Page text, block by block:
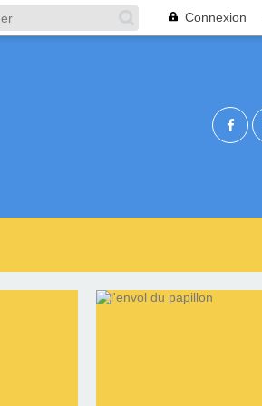
Connexion